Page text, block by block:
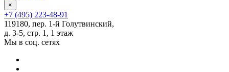
×
+7 (495) 223-48-91
119180, пер. 1-й Голутвинский,
д. 3-5, стр. 1, 1 этаж
Мы в соц. сетях